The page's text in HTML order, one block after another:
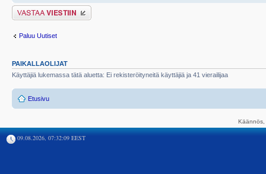
Lähetä vastaus
Paluu Uutiset
PAIKALLAOLIJAT
Käyttäjiä lukemassa tätä aluetta: Ei rekisteröityneitä käyttäjiä ja 41 vierailijaa
Etusivu
09.08.2026, 07:32:09 EEST